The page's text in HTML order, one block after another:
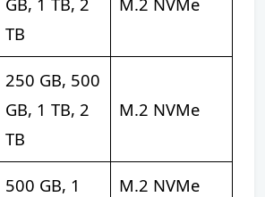
TB
250 GB, 500
GB, 1 TB, 2
TB
M.2 NVMe
500 GB, 1
M.2 NVMe